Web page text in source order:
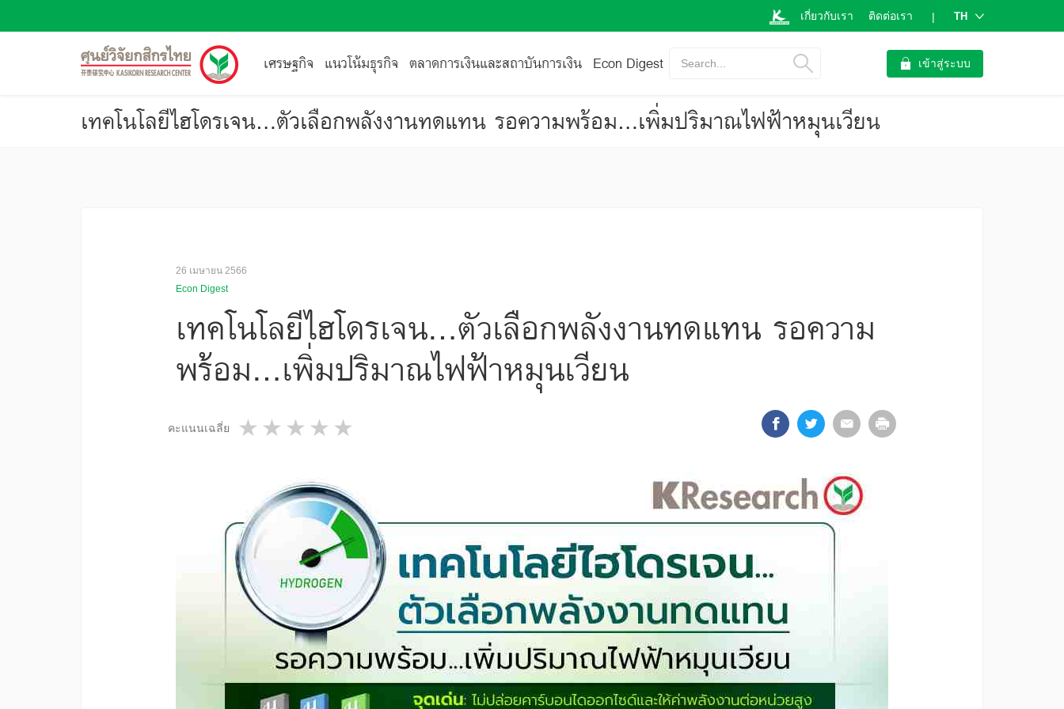
เกี่ยวกับเรา ติดต่อเรา | TH
เศรษฐกิจ แนวโน้มธุรกิจ ตลาดการเงินและสถาบันการเงิน Econ Digest Search... เข้าสู่ระบบ
เทคโนโลยีไฮโดรเจน...ตัวเลือกพลังงานทดแทน รอความพร้อม...เพิ่มปริมาณไฟฟ้าหมุนเวียน
26 เมษายน 2566
Econ Digest
เทคโนโลยีไฮโดรเจน...ตัวเลือกพลังงานทดแทน รอความ
พร้อม...เพิ่มปริมาณไฟฟ้าหมุนเวียน
คะแนนเฉลี่ย 4 stars
3 stars
2 stars
1 star